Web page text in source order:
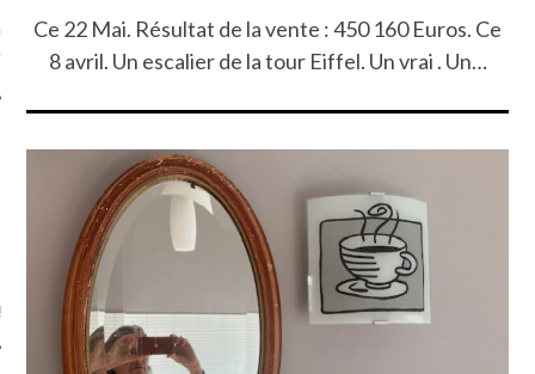
surla-femme-qui-
MOI SUR
TWITTER
@Isa_Monrozier
Ce 22 Mai. Résultat de la vente : 450 160 Euros. Ce
8 avril. Un escalier de la tour Eiffel. Un vrai . Un…